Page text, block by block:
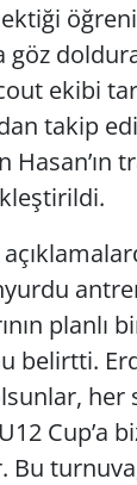
göz
ekibi
takip
planlı
belirtti.
her
Cup’a